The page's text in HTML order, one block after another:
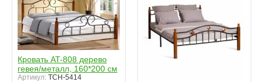
Кровать AT-808 дерево
гевея/металл, 160*200 см
Артикул: TCH-5414